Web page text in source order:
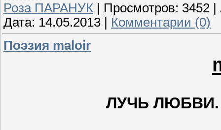
Роза ПАРАНУК Просмотров: 3452
Дата: 14.05.2013
Комментарии (0)
Поэзия maloir
ЛУЧЬ